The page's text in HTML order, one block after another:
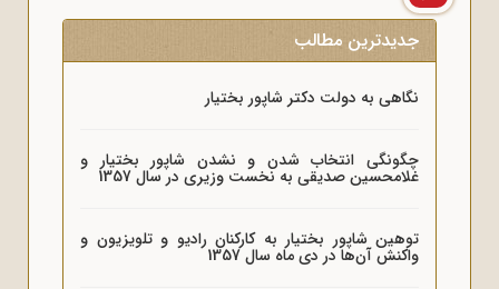
جدیدترین مطالب
نگاهی به دولت دکتر شاپور بختیار
چگونگی انتخاب شدن و نشدن شاپور بختیار و
غلامحسین صدیقی به نخست وزیری در سال 1357
توهین شاپور بختیار به کارکنان رادیو و تلویزیون و
واکنش آن‌ها در دی ماه سال 1357